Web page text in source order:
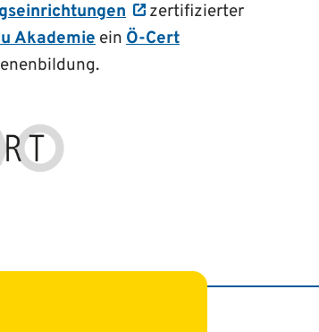
zertifizierter
Akademie ein Ö-Cert